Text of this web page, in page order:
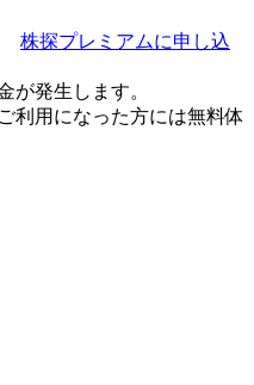
株探プレミアムに申し込
が発生します。
利用になった方には無料体